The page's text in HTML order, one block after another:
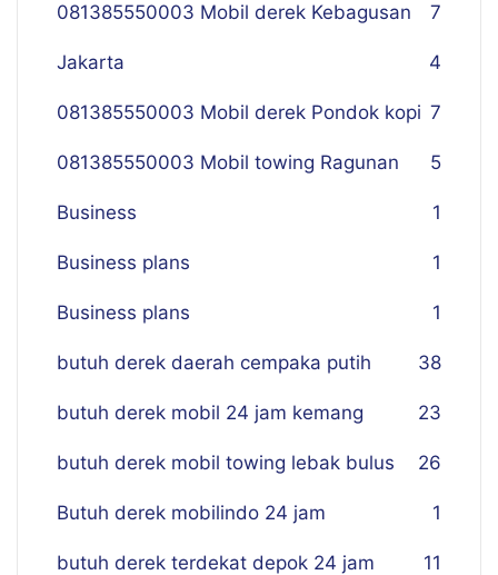
7
081385550003 Mobil derek Kebagusan
Jakarta 4
081385550003 Mobil derek Pondok kopi 7
081385550003 Mobil towing Ragunan 5
Business 1
Business plans 1
Business plans 1
butuh derek daerah cempaka putih 38
butuh derek mobil 24 jam kemang 23
butuh derek mobil towing lebak bulus 26
Butuh derek mobilindo 24 jam 1
butuh derek terdekat depok 24 jam 11